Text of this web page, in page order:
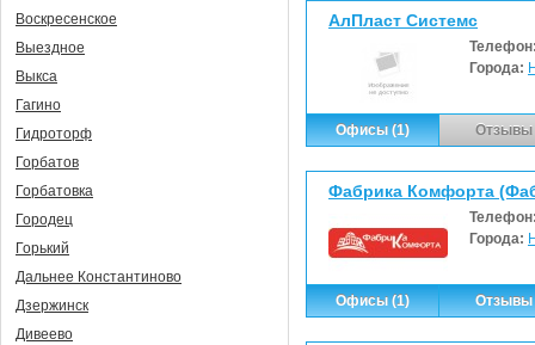
АлПласт Системс
Города:
Офисы (1) Отзывы
Фабрика Комфорта
Города:
Офисы (1) Отзывы
Воскресенское
Выездное
Выкса
Гагино
Гидроторф
Горбатов
Горбатовка
Городец
Горький
Дальнее Константиново
Дзержинск
Дивеево